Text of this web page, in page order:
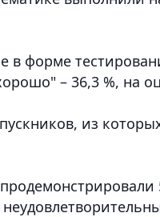
форме
– 36,3 %, на
из